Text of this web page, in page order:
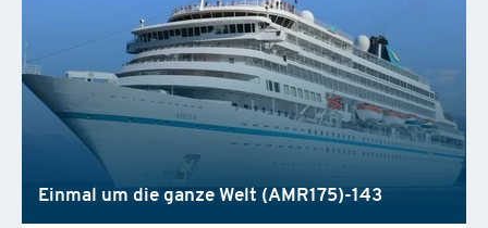
Einmal um die ganze Welt (AMR175)-143